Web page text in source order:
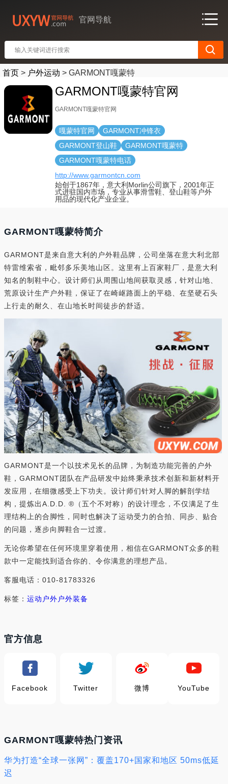
官网导航
首页 > 户外运动 > GARMONT嘎蒙特
GARMONT嘎蒙特官网
GARMONT嘎蒙特官网
嘎蒙特官网
GARMONT冲锋衣
GARMONT登山鞋
GARMONT嘎蒙特
GARMONT嘎蒙特电话
http://www.garmontcn.com
始创于1867年，意大利Morlin公司旗下，2001年正
式进驻国内市场，专业从事滑雪鞋、登山鞋等户外
用品的现代化产业企业。
GARMONT嘎蒙特简介
GARMONT是来自意大利的户外鞋品牌，公司坐落在意大利北部
特雷维索省，毗邻多乐美地山区。这里有上百家鞋厂，是意大利
知名的制鞋中心。设计师们从周围山地间获取灵感，针对山地、
荒原设计生产户外鞋，保证了在崎岖路面上的平稳、在坚硬石头
上行走的耐久、在山地长时间徒步的舒适。
GARMONT是一个以技术见长的品牌，为制造功能完善的户外
鞋，GARMONT团队在产品研发中始终秉承技术创新和新材料开
发应用，在细微感受上下功夫。设计师们针对人脚的解剖学结
构，提炼出A.D.D. ®（五个不对称）的设计理念，不仅满足了生
理结构上的合脚性，同时也解决了运动受力的合拍、同步、贴合
的问题，逐步向脚鞋合一过渡。
无论你希望在任何环境里穿着使用，相信在GARMONT众多的鞋
款中一定能找到适合你的、令你满意的理想产品。
客服电话：010-81783326
标签： 运动户外户外装备
官方信息
Facebook Twitter 微博 YouTube
GARMONT嘎蒙特热门资讯
华为打造“全球一张网”：覆盖170+国家和地区 50ms低延
迟